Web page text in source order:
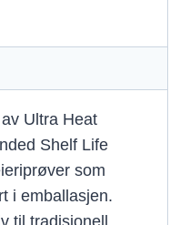
Ultra Heat
Shelf Life
som
i emballasjen.
til tradisjonell